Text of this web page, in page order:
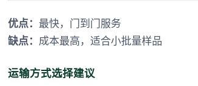
优点： 最快，门到门服务
缺点： 成本最高，适合小批量样品
运输方式选择建议